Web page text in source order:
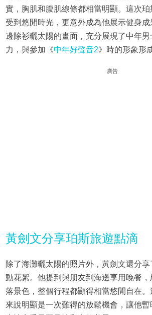
實，胸肌和腹肌線條都相當明顯。這次
受到悠閒時光，更意外成為他展示健身
邊除衫曬太陽的畫面，充分展現了中年
力，與參加《中年好聲音2》時的形象形
廣告
黃劍文分享珀斯旅遊點滴
除了海灘曬太陽的照片外，黃劍文還分
動花絮。他提到與朋友到海邊享用晚餐，
落景色，整個行程都顯得相當悠閒自在
來說明顯是一次難得的放鬆機會，讓他暫